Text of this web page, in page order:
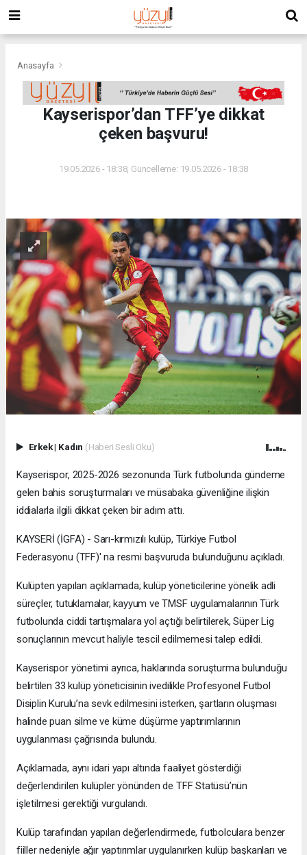
Anasayfa
Kayserispor’dan TFF’ye dikkat
çeken başvuru!
19.05.2026 - 18:38, Güncelleme: 19.05.2026 - 18:38
Erkek| Kadın (Haberi Sesli Oku)
Kayserispor, 2025-2026 sezonunda Türk futbolunda gündeme
gelen bahis soruşturmaları ve müsabaka güvenliğine ilişkin
iddialarla ilgili dikkat çeken bir adım attı.
KAYSERİ (İGFA) - Sarı-kırmızılı kulüp, Türkiye Futbol
Federasyonu (TFF)' na resmi başvuruda bulunduğunu açıkladı.
Kulüpten yapılan açıklamada; kulüp yöneticilerine yönelik adli
süreçler, tutuklamalar, kayyum ve TMSF uygulamalarının Türk
futbolunda ciddi tartışmalara yol açtığı belirtilerek, Süper Lig
sonuçlarının mevcut haliyle tescil edilmemesi talep edildi.
Kayserispor yönetimi ayrıca, haklarında soruşturma bulunduğu
belirtilen 33 kulüp yöneticisinin ivedilikle Profesyonel Futbol
Disiplin Kurulu’na sevk edilmesini isterken, şartların oluşması
halinde puan silme ve küme düşürme yaptırımlarının
uygulanması çağrısında bulundu.
Açıklamada, aynı idari yapı altında faaliyet gösterdiği
değerlendirilen kulüpler yönünden de TFF Statüsü’nün
işletilmesi gerektiği vurgulandı.
Kulüp tarafından yapılan değerlendirmede, futbolculara benzer
fiiller nedeniyle ağır yaptırımlar uygulanırken kulüp başkanları ve